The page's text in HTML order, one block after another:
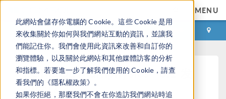
此網站會儲存你電腦的 Cookie。這些 Cookie 是用
來收集關於你如何與我們網站互動的資訊，並讓我
們能記住你。我們會使用此資訊來改善和自訂你的
瀏覽體驗，以及關於此網站和其他媒體訪客的分析
和指標。若要進一步了解我們使用的 Cookie，請查
看我們的《隱私權政策》。
如果你拒絕，那麼我們不會在你造訪我們網站時追
MENU
登录 咨询与购买
COMSOL Multiphysics® 6.1 发
布亮点